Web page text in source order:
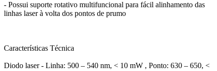
- Possui suporte rotativo multifuncional para fácil alinhamento das
linhas laser à volta dos pontos de prumo
Características Técnica
Diodo laser - Linha: 500 – 540 nm, < 10 mW , Ponto: 630 – 650, <